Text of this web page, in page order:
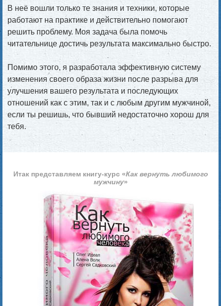
В неё вошли только те знания и техники, которые
работают на практике и действительно помогают
решить проблему. Моя задача была помочь
читательнице достичь результата максимально быстро.
Помимо этого, я разработала эффективную систему
изменения своего образа жизни после разрыва для
улучшения вашего результата и последующих
отношений как с этим, так и с любым другим мужчиной,
если ты решишь, что бывший недостаточно хорош для
тебя.
Итак представляем книгу-курс «Как вернуть любимого
мужчину»